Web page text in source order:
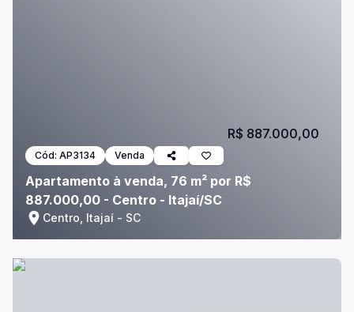
Cód: AP3134 Venda
Apartamento à venda, 76 m² por R$
887.000,00 - Centro - Itajaí/SC
Centro, Itajaí - SC
R$ 887.000,00